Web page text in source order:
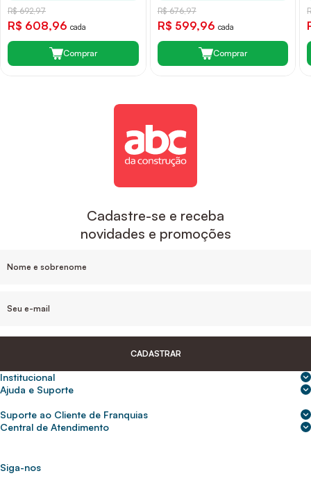
R$ 692,97
R$ 608,96 cada
Comprar
R$ 676,97
R$ 599,96 cada
Comprar
Cadastre-se e receba
novidades e promoções
CADASTRAR
Institucional
Sobre nós
Para empresas
Ajuda e Suporte
Frete e entrega
Política de Privacidade
Suporte ao Cliente de Franquias
2ª Via de Boletos - Crédito ABC
Central de Atendimento
(31) 9 9105-5920
Siga-nos